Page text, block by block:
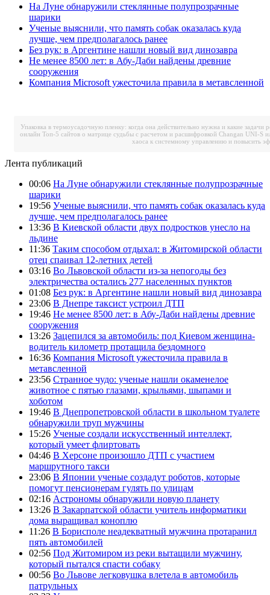
На Луне обнаружили стеклянные полупрозрачные
шарики
Ученые выяснили, что память собак оказалась куда
лучше, чем предполагалось ранее
Без рук: в Аргентине нашли новый вид динозавра
Не менее 8500 лет: в Абу-Даби найдены древние
сооружения
Компания Microsoft ужесточила правила в метавсленной
Упаковка в термоусадочную пленку: когда она действительно нужна и какие задачи
онлайн Топ-5 сайтов о матрице судьбы с расчетом и расшифровкой Changan UNI-S
хаоса к системному управлению и повысить
Лента публикаций
00:06 На Луне обнаружили стеклянные полупрозрачные
шарики
19:56 Ученые выяснили, что память собак оказалась куда
лучше, чем предполагалось ранее
13:36 В Киевской области двух подростков унесло на
льдине
11:36 Таким способом отдыхал: в Житомирской области
отец спаивал 12-летних детей
03:16 Во Львовской области из-за непогоды без
электричества остались 277 населенных пунктов
01:08 Без рук: в Аргентине нашли новый вид динозавра
23:06 В Днепре таксист устроил ДТП
19:46 Не менее 8500 лет: в Абу-Даби найдены древние
сооружения
13:26 Зацепился за автомобиль: под Киевом женщина-
водитель километр протащила бездомного
16:36 Компания Microsoft ужесточила правила в
метавсленной
23:56 Странное чудо: ученые нашли окаменелое
животное с пятью глазами, крыльями, шыпами и
хоботом
19:46 В Днепропетровской области в школьном туалете
обнаружили труп мужчины
15:26 Ученые создали искусственный интеллект,
который умеет флиртовать
04:46 В Херсоне произошло ДТП с участием
маршрутного такси
23:06 В Японии ученые создадут роботов, которые
помогут пенсионерам гулять по улицам
02:16 Астрономы обнаружили новую планету
13:26 В Закарпатской области учитель информатики
дома выращивал коноплю
11:26 В Борисполе неадекватный мужчина протаранил
пять автомобилей
02:56 Под Житомиром из реки вытащили мужчину,
который пытался спасти собаку
00:56 Во Львове легковушка влетела в автомобиль
патрульных